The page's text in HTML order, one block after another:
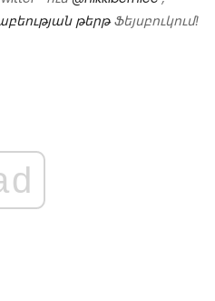
թերթՖեյսբուկում!